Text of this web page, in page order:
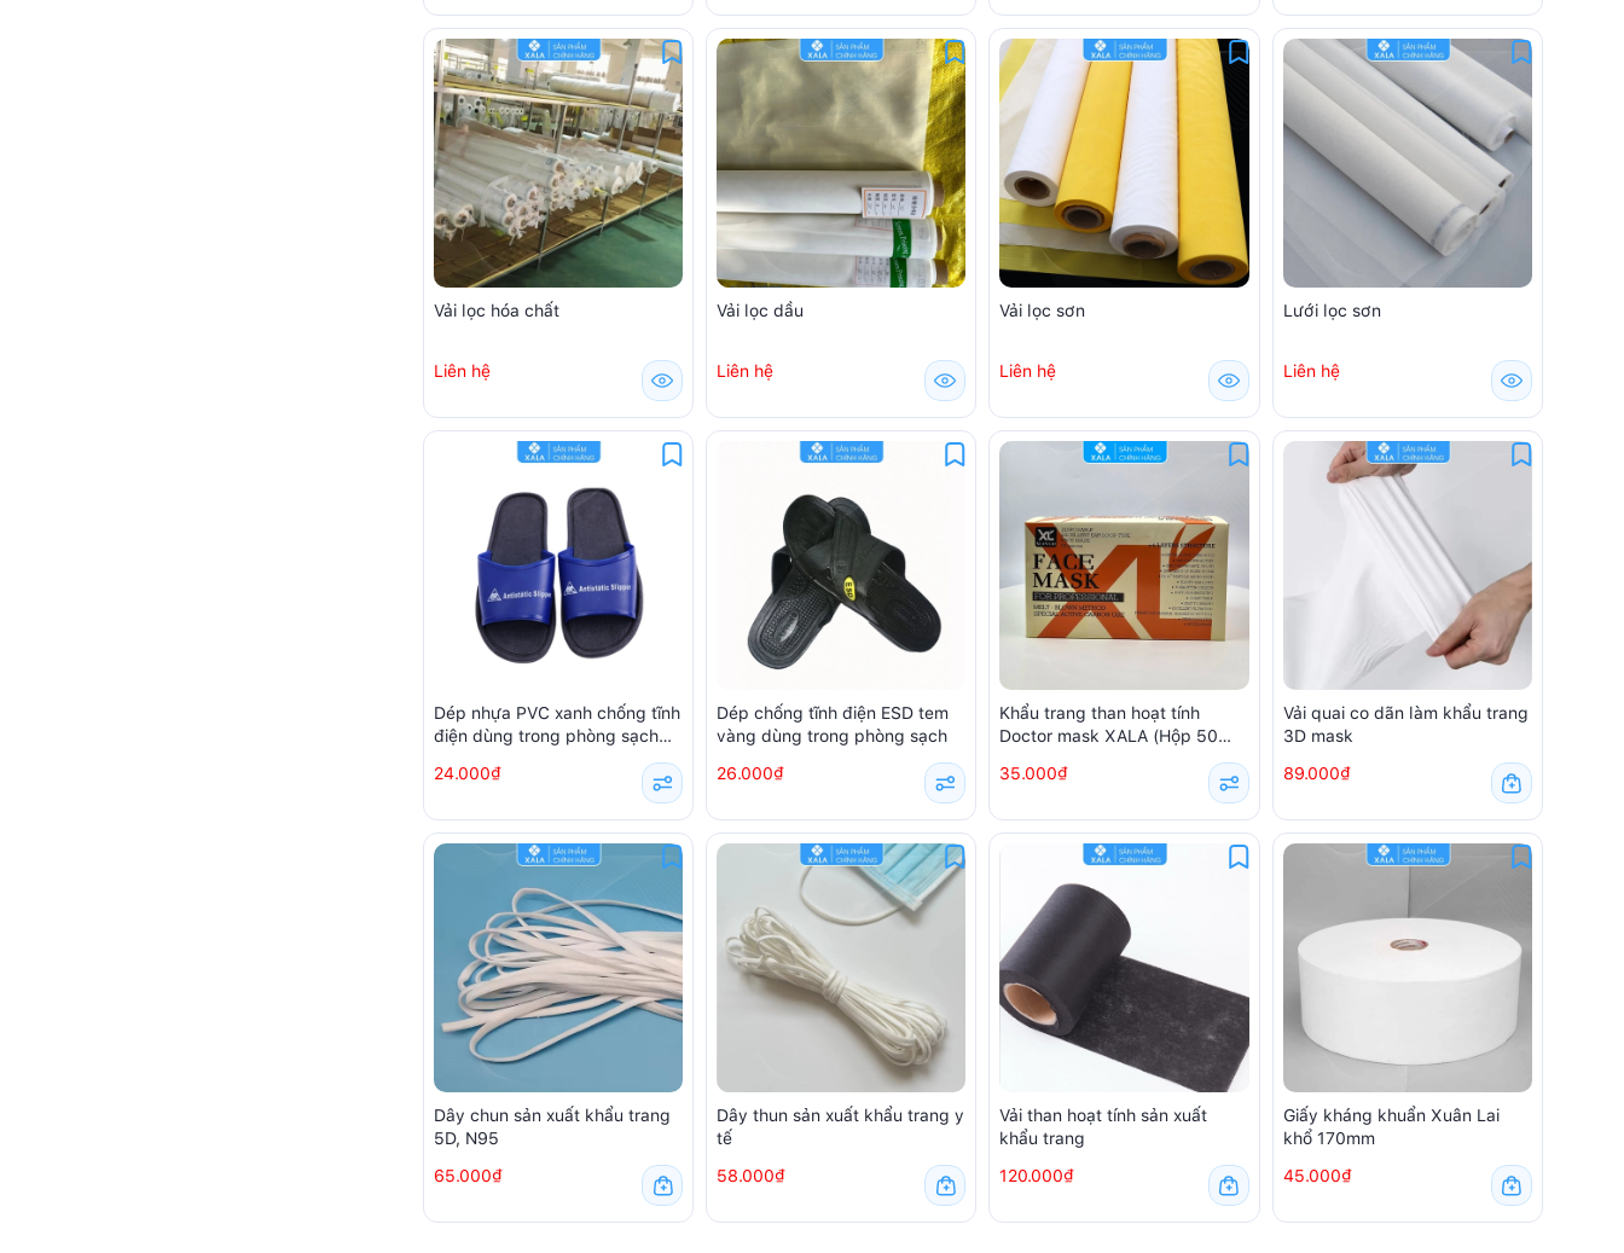
Vải lọc hóa chất
Liên hệ
Vải lọc dầu
Liên hệ
Vải lọc sơn
Liên hệ
Lưới lọc sơn
Liên hệ
Dép nhựa PVC xanh chống tĩnh
điện dùng trong phòng sạch
24.000₫
Dép chống tĩnh điện ESD tem
vàng dùng trong phòng sạch
26.000₫
Khẩu trang than hoạt tính
Doctor mask XALA (Hộp 50
35.000₫
Vải quai co dãn làm khẩu trang
3D mask
89.000₫
Dây chun sản xuất khẩu trang
5D, N95
65.000₫
Dây thun sản xuất khẩu trang y
tế
58.000₫
Vải than hoạt tính sản xuất
khẩu trang
120.000₫
Giấy kháng khuẩn Xuân Lai
khổ 170mm
45.000₫